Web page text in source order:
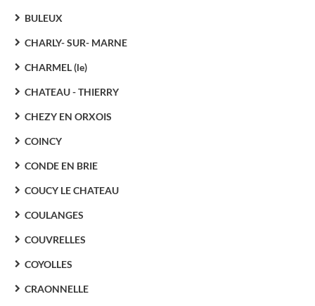
BULEUX
CHARLY- SUR- MARNE
CHARMEL (le)
CHATEAU - THIERRY
CHEZY EN ORXOIS
COINCY
CONDE EN BRIE
COUCY LE CHATEAU
COULANGES
COUVRELLES
COYOLLES
CRAONNELLE